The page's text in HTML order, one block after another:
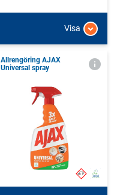
Visa
Allrengöring AJAX
Universal spray